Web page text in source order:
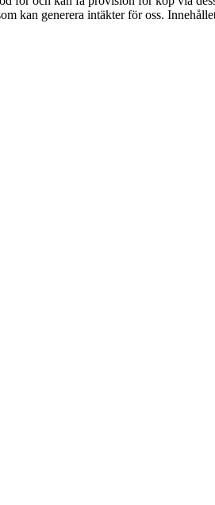
kan generera intäkter för oss.